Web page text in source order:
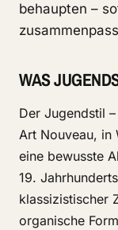
behaupten –
WAS
Der Jugendstil
Art Nouveau, in
eine bewusste
19.
klassizistischer
organische